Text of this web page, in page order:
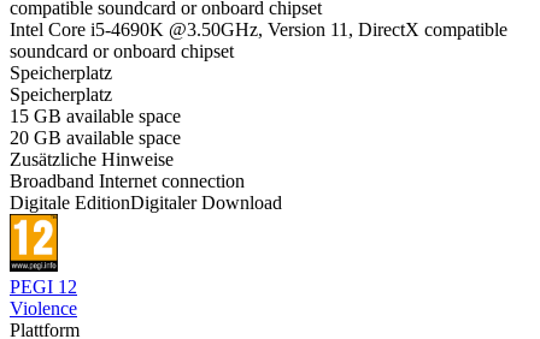
compatible soundcard or onboard chipset
Intel Core i5-4690K @3.50GHz, Version 11, DirectX compatible
soundcard or onboard chipset
Speicherplatz
Speicherplatz
15 GB available space
20 GB available space
Zusätzliche Hinweise
Broadband Internet connection
Digitale EditionDigitaler Download
PEGI 12
Violence
Plattform